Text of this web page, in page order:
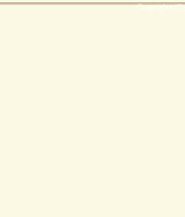
Copyrights